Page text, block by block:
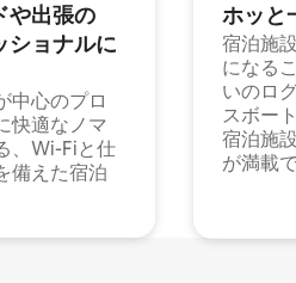
や出⁠張⁠の
シ⁠ョ⁠ナ⁠ル⁠に
中心のプロ
快適なノマ
、Wi-Fiと仕
備えた宿泊
ホッと
宿泊施
になる
いのロ
スボー
宿泊施
が満載で